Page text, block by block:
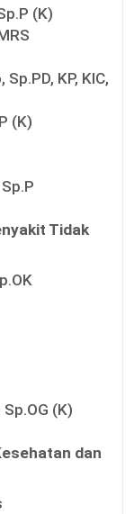
(K)
KP, KIC,
(K)
Tidak
(K)
dan